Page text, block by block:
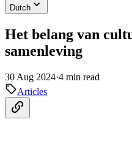
Dutch
Het belang van
samenleving
30 Aug 2024·4 min read
Articles